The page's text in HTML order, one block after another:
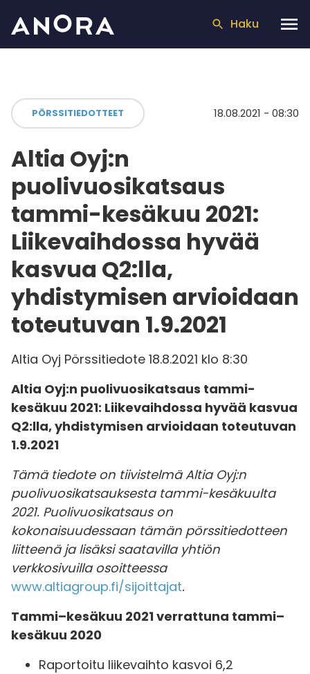
Haku
PÖRSSITIEDOTTEET 18.08.2021 - 08:30
Altia Oyj:n
puolivuosikatsaus
tammi-kesäkuu 2021:
Liikevaihdossa hyvää
kasvua Q2:lla,
yhdistymisen arvioidaan
toteutuvan 1.9.2021
Altia Oyj Pörssitiedote 18.8.2021 klo 8:30
Altia Oyj:n puolivuosikatsaus tammi-
kesäkuu 2021: Liikevaihdossa hyvää kasvua
Q2:lla, yhdistymisen arvioidaan toteutuvan
1.9.2021
Tämä tiedote on tiivistelmä Altia Oyj:n
puolivuosikatsauksesta tammi-kesäkuulta
2021. Puolivuosikatsaus on
kokonaisuudessaan tämän pörssitiedotteen
liitteenä ja lisäksi saatavilla yhtiön
verkkosivuilla osoitteessa
www.altiagroup.fi/sijoittajat.
Tammi–kesäkuu 2021 verrattuna tammi–
kesäkuu 2020
Raportoitu liikevaihto kasvoi 6,2